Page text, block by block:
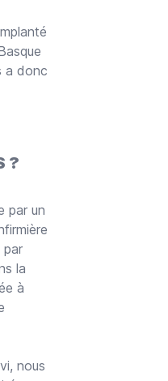
a donc
?
par un
par
la
à
nous